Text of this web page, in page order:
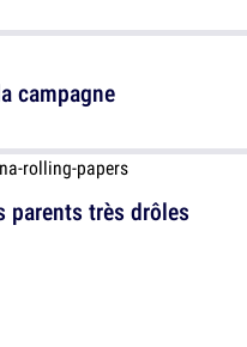
parents très drôles
campagne